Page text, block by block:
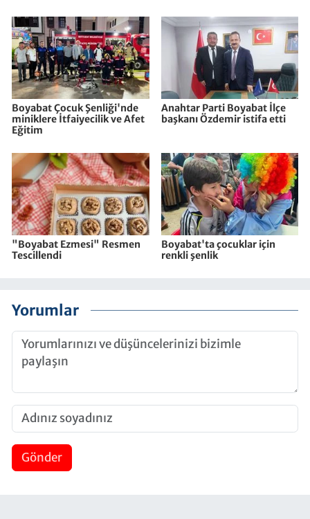
Boyabat Çocuk Şenliği'nde
miniklere İtfaiyecilik ve Afet
Eğitim
Anahtar Parti Boyabat İlçe
başkanı Özdemir istifa etti
"Boyabat Ezmesi" Resmen
Tescillendi
Boyabat'ta çocuklar için
renkli şenlik
Yorumlar
Gönder